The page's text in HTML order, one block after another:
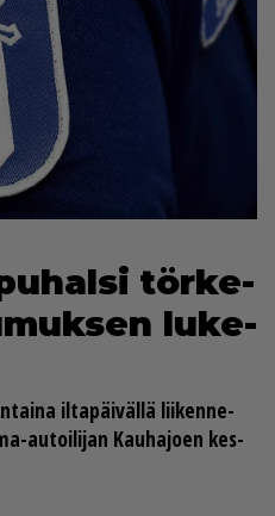
tör­ke­
lu­ke­
il­ta­päi­väl­lä lii­ken­ne­
au­toi­li­jan Kau­ha­jo­en kes­